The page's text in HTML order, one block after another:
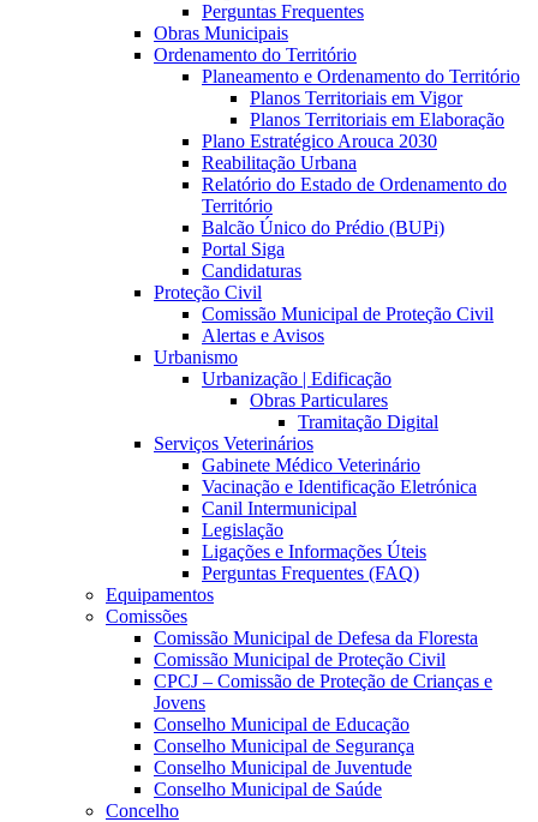
Perguntas Frequentes
Obras Municipais
Ordenamento do Território
Planeamento e Ordenamento do Território
Planos Territoriais em Vigor
Planos Territoriais em Elaboração
Plano Estratégico Arouca 2030
Reabilitação Urbana
Relatório do Estado de Ordenamento do
Território
Balcão Único do Prédio (BUPi)
Portal Siga
Candidaturas
Proteção Civil
Comissão Municipal de Proteção Civil
Alertas e Avisos
Urbanismo
Urbanização | Edificação
Obras Particulares
Tramitação Digital
Serviços Veterinários
Gabinete Médico Veterinário
Vacinação e Identificação Eletrónica
Canil Intermunicipal
Legislação
Ligações e Informações Úteis
Perguntas Frequentes (FAQ)
Equipamentos
Comissões
Comissão Municipal de Defesa da Floresta
Comissão Municipal de Proteção Civil
CPCJ – Comissão de Proteção de Crianças e
Jovens
Conselho Municipal de Educação
Conselho Municipal de Segurança
Conselho Municipal de Juventude
Conselho Municipal de Saúde
Concelho